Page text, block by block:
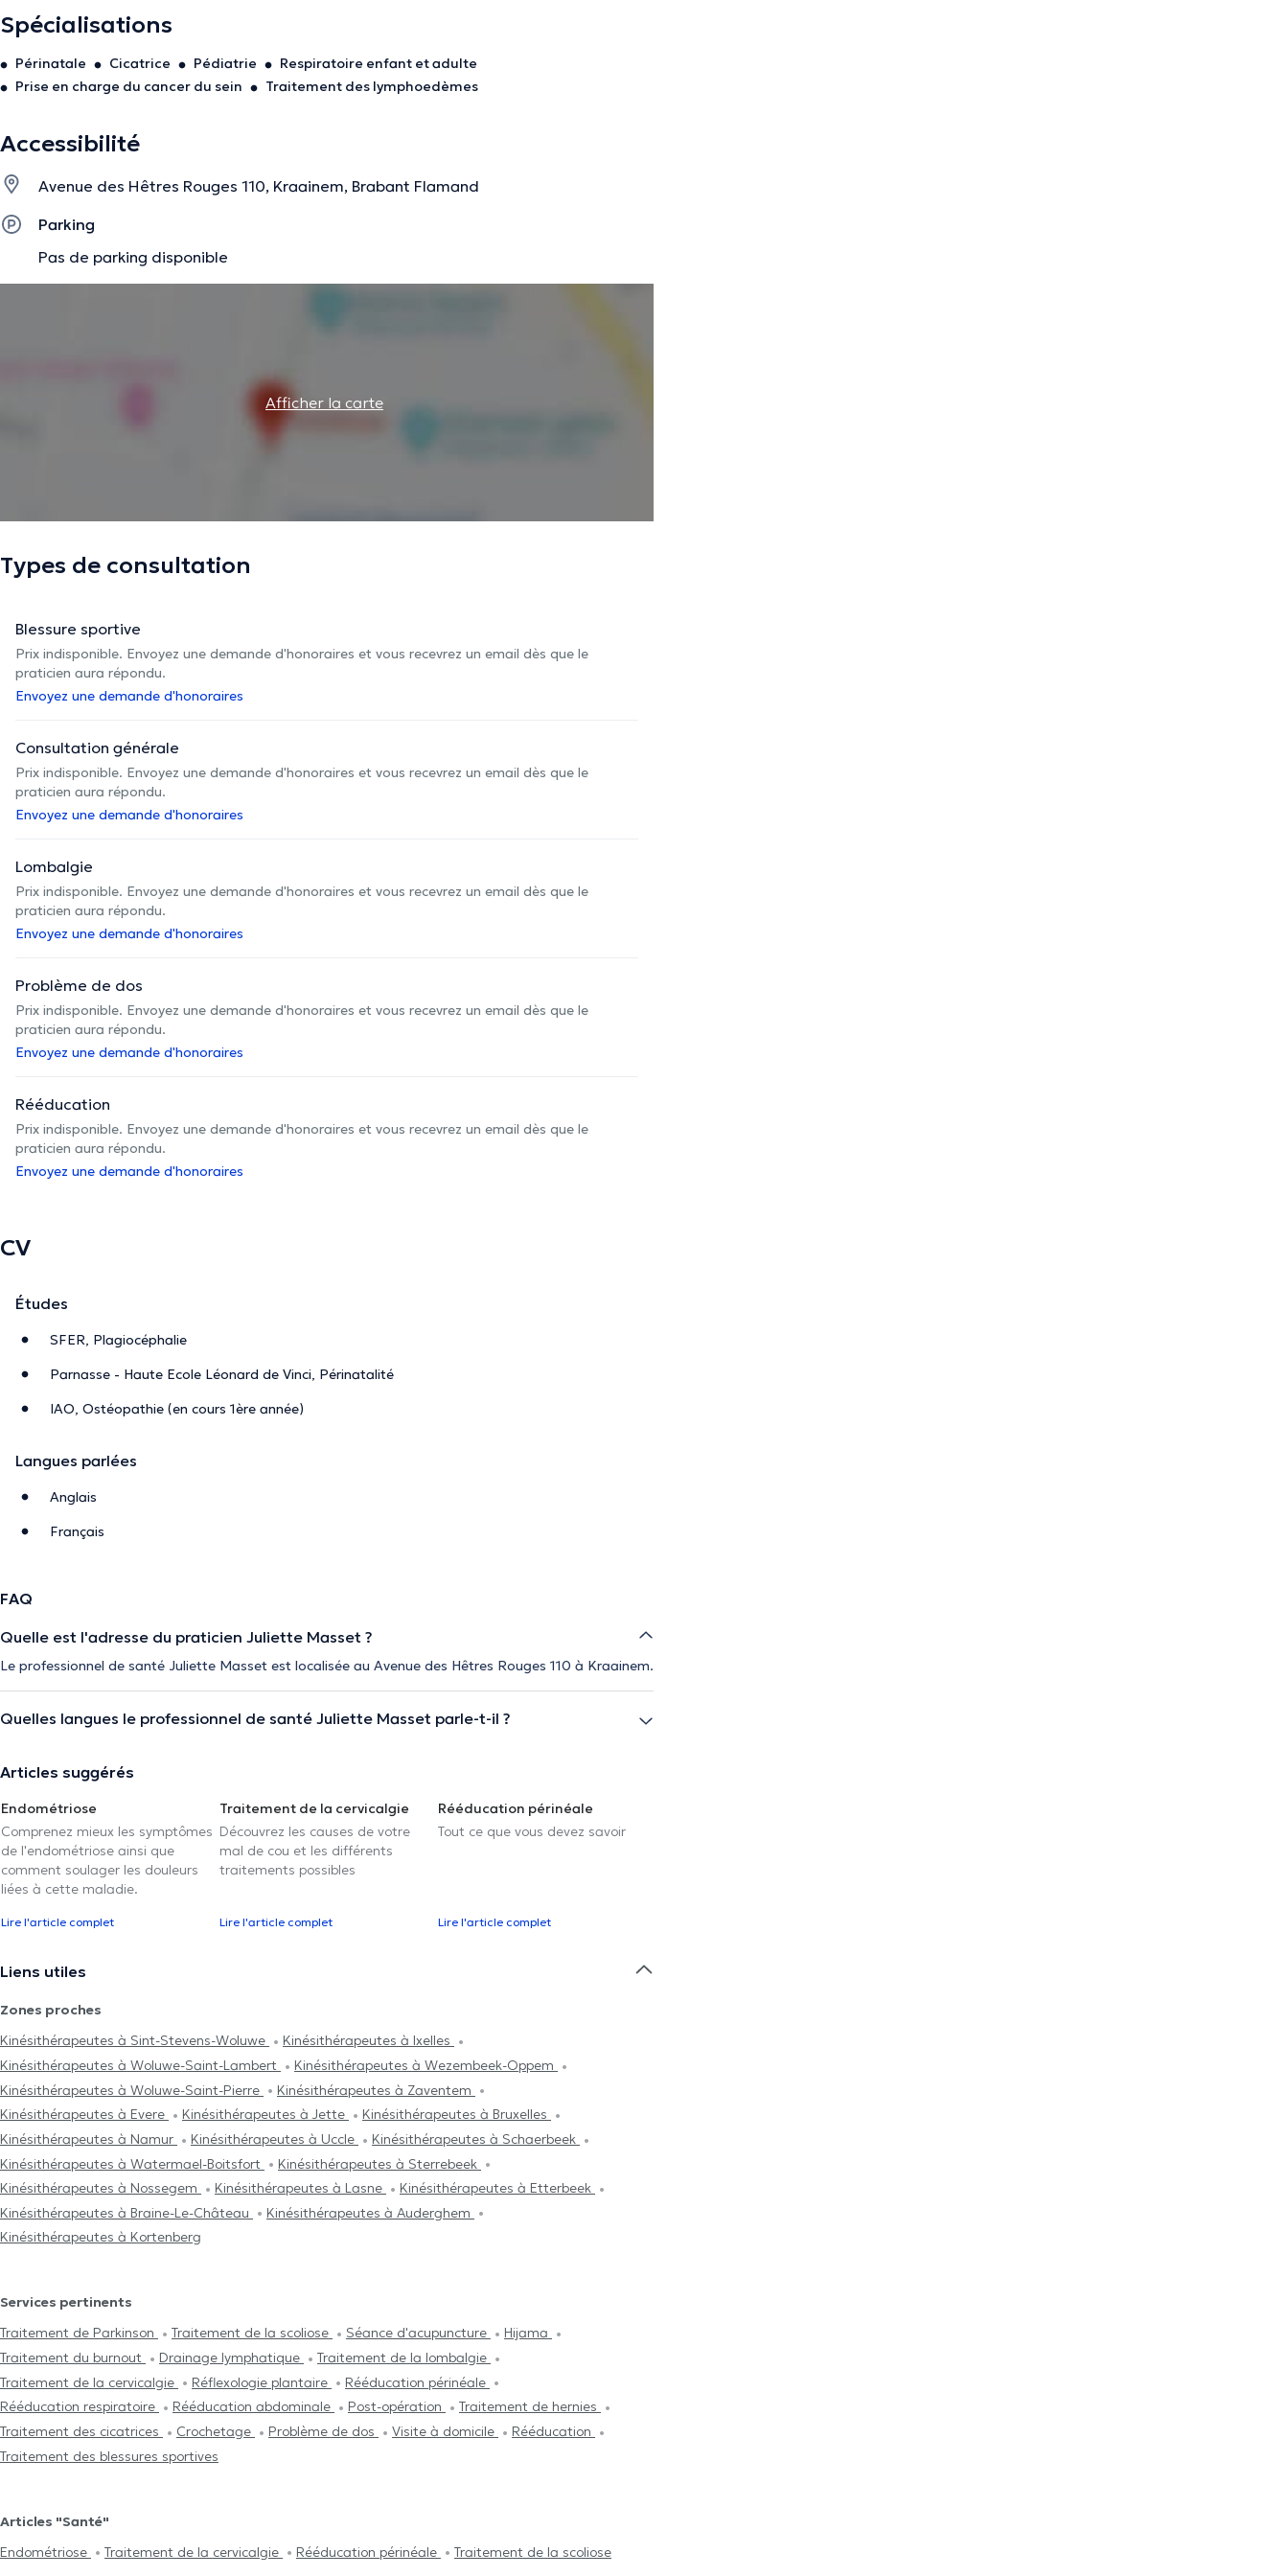
Possibilité de rendez-vous en cabinet ou à domicile.
Spécialisations
Périnatale Cicatrice Pédiatrie
Respiratoire enfant et adulte
Prise en charge du cancer du sein
Traitement des lymphoedèmes
Accessibilité
Avenue des Hêtres Rouges 110, Kraainem, Brabant Flamand
Parking
Pas de parking disponible
Afficher la carte
Types de consultation
Blessure sportive
Prix indisponible. Envoyez une demande d'honoraires et vous recevrez un email dès que le
praticien aura répondu.
Envoyez une demande d'honoraires
Consultation générale
Prix indisponible. Envoyez une demande d'honoraires et vous recevrez un email dès que le
praticien aura répondu.
Envoyez une demande d'honoraires
Lombalgie
Prix indisponible. Envoyez une demande d'honoraires et vous recevrez un email dès que le
praticien aura répondu.
Envoyez une demande d'honoraires
Problème de dos
Prix indisponible. Envoyez une demande d'honoraires et vous recevrez un email dès que le
praticien aura répondu.
Envoyez une demande d'honoraires
Rééducation
Prix indisponible. Envoyez une demande d'honoraires et vous recevrez un email dès que le
praticien aura répondu.
Envoyez une demande d'honoraires
CV
Études
SFER, Plagiocéphalie
Parnasse - Haute Ecole Léonard de Vinci, Périnatalité
IAO, Ostéopathie (en cours 1ère année)
Langues parlées
Anglais
Français
FAQ
Quelle est l'adresse du praticien Juliette Masset ?
Le professionnel de santé Juliette Masset est localisée au Avenue des Hêtres Rouges 110 à Kraainem.
Quelles langues le professionnel de santé Juliette Masset parle-t-il ?
Articles suggérés
Endométriose
Comprenez mieux les symptômes
de l'endométriose ainsi que
comment soulager les douleurs
liées à cette maladie.
Lire l'article complet
Traitement de la cervicalgie
Découvrez les causes de votre
mal de cou et les différents
traitements possibles
Lire l'article complet
Rééducation périnéale
Tout ce que vous devez savoir
Lire l'article complet
Liens utiles
Zones proches
Kinésithérapeutes à Sint-Stevens-Woluwe
Kinésithérapeutes à Ixelles
Kinésithérapeutes à Woluwe-Saint-Lambert
Kinésithérapeutes à Wezembeek-Oppem
Kinésithérapeutes à Woluwe-Saint-Pierre
Kinésithérapeutes à Zaventem
Kinésithérapeutes à Evere
Kinésithérapeutes à Jette
Kinésithérapeutes à Bruxelles
Kinésithérapeutes à Namur
Kinésithérapeutes à Uccle
Kinésithérapeutes à Schaerbeek
Kinésithérapeutes à Watermael-Boitsfort
Kinésithérapeutes à Sterrebeek
Kinésithérapeutes à Nossegem
Kinésithérapeutes à Lasne
Kinésithérapeutes à Etterbeek
Kinésithérapeutes à Braine-Le-Château
Kinésithérapeutes à Auderghem
Kinésithérapeutes à Kortenberg
Services pertinents
Traitement de Parkinson
Traitement de la scoliose Séance d'acupuncture
Hijama
Traitement du burnout
Drainage lymphatique
Traitement de la lombalgie
Traitement de la cervicalgie
Réflexologie plantaire
Rééducation périnéale
Rééducation respiratoire
Rééducation abdominale Post-opération
Traitement de hernies
Traitement des cicatrices
Crochetage Problème de dos Visite à domicile
Rééducation
Traitement des blessures sportives
Articles "Santé"
Endométriose
Traitement de la cervicalgie Rééducation périnéale Traitement de la scoliose